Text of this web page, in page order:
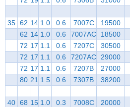
35 62 14 1.0 0.6 7007C 19500
62 14 1.0 0.6 7007AC 18500
72 17 1.1 0.6 7207C 30500
72 17 1.1 0.6 7207AC 29000
72 17 1.1 0.6 7207B 27000
80 21 1.5 0.6 7307B 38200
40 68 15 1.0 0.3 7008C 20000